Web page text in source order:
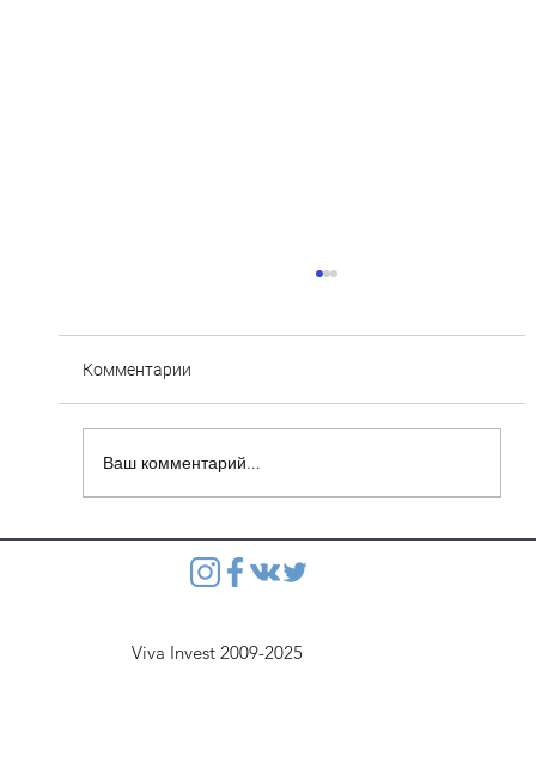
Степянка: Ведутся монолитные работы
перекрытия второго этажа паркинга
Комментарии
Ваш комментарий...
Viva Invest 2009-2025